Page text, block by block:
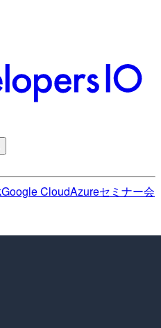
Google CloudAzureセミナー会